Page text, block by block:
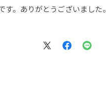
。ありがとうございました。